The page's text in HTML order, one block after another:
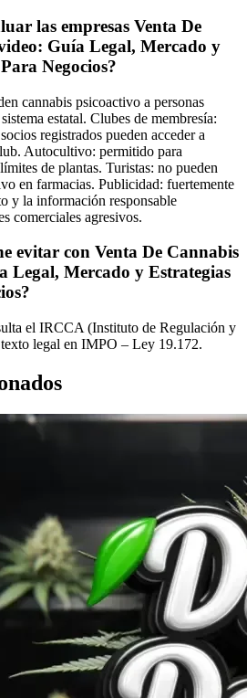
las empresas Venta De
Guía Legal, Mercado y
Negocios?
cannabis psicoactivo a personas
estatal. Clubes de membresía:
registrados pueden acceder a
Autocultivo: permitido para
de plantas. Turistas: no pueden
en farmacias. Publicidad: fuertemente
y la información responsable
comerciales agresivos.
evitar con Venta De Cannabis
Legal, Mercado y Estrategias
el IRCCA (Instituto de Regulación y
legal en IMPO – Ley 19.172.